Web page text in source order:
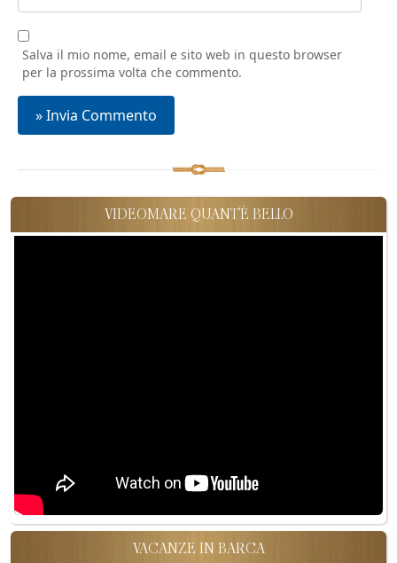
Salva il mio nome, email e sito web in questo browser
per la prossima volta che commento.
VIDEOMARE QUANT'È BELLO
VACANZE IN BARCA